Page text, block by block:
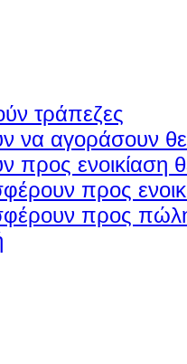
τράπεζες
να αγοράσουν
προς ενοικίαση
προς
προς